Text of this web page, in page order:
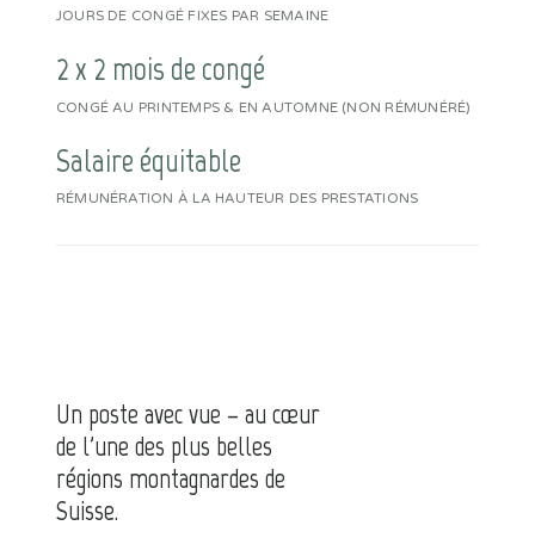
JOURS DE CONGÉ FIXES PAR SEMAINE
2 x 2 mois de congé
CONGÉ AU PRINTEMPS & EN AUTOMNE (NON RÉMUNÉRÉ)
Salaire équitable
RÉMUNÉRATION À LA HAUTEUR DES PRESTATIONS
Un poste avec vue – au cœur
de l'une des plus belles
régions montagnardes de
Suisse.